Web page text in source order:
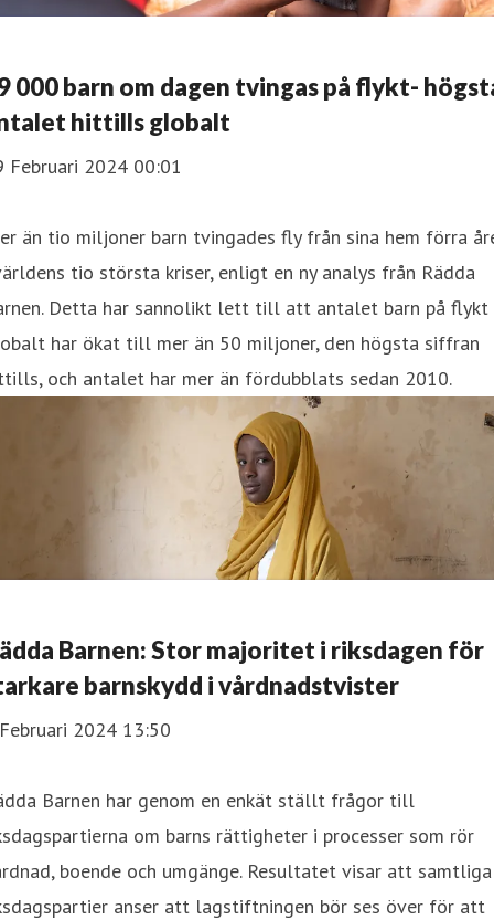
000 barn om dagen tvingas på flykt-
hittills globalt
Februari 2024 00:01
än tio miljoner barn tvingades fly från sina hem förra
tio största kriser, enligt en ny analys från Rädda
Detta har sannolikt lett till att antalet barn på flykt
har ökat till mer än 50 miljoner, den högsta siffran
och antalet har mer än fördubblats sedan 2010.
Barnen: Stor majoritet i riksdagen för
barnskydd i vårdnadstvister
2024 13:50
Barnen har genom en enkät ställt frågor till
om barns rättigheter i processer som rör
boende och umgänge. Resultatet visar att samtliga
anser att lagstiftningen bör ses över för att